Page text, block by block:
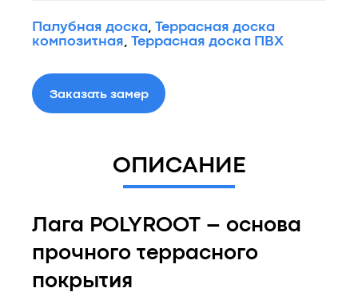
Палубная доска,
Террасная доска
композитная, Террасная доска ПВХ
Заказать замер
ОПИСАНИЕ
Лага POLYROOT – основа
прочного террасного
покрытия